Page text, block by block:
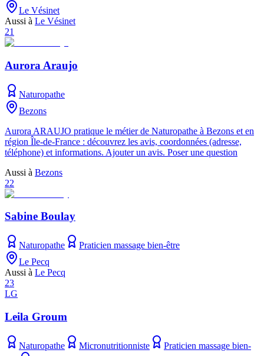
Le Vésinet
Aussi à Le Vésinet
21
Aurora Araujo
Naturopathe
Bezons
Aurora ARAUJO pratique le métier de Naturopathe à Bezons et en
région Île-de-France : découvrez les avis, coordonnées (adresse,
téléphone) et informations. Ajouter un avis. Poser une question
Aussi à Bezons
22
Sabine Boulay
Naturopathe
Praticien massage bien-être
Le Pecq
Aussi à Le Pecq
23
LG
Leila Groum
Naturopathe Micronutritionniste
Praticien massage bien-